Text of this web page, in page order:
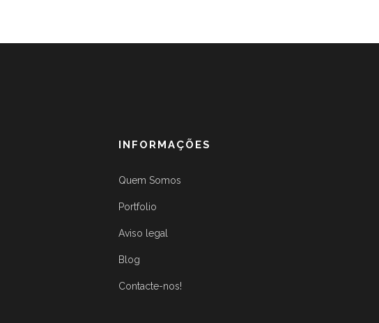
INFORMAÇÕES
Quem Somos
Portfolio
Aviso legal
Blog
Contacte-nos!